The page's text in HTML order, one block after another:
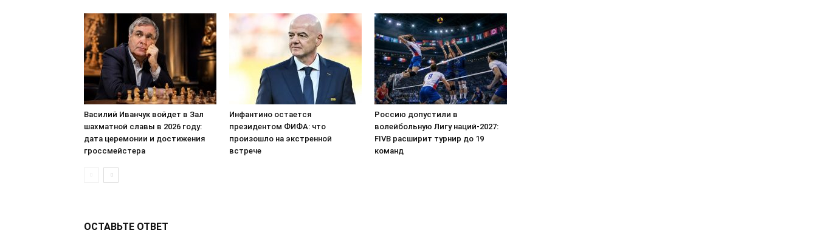
Василий Иванчук войдет в Зал
шахматной славы в 2026 году:
дата церемонии и достижения
гроссмейстера
Инфантино остается
президентом ФИФА: что
произошло на экстренной
встрече
Россию допустили в
волейбольную Лигу наций-2027:
FIVB расширит турнир до 19
команд
ОСТАВЬТЕ ОТВЕТ